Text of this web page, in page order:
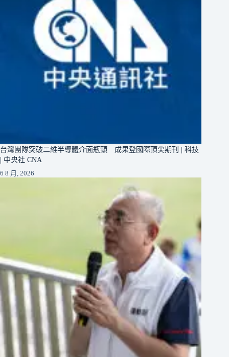
台灣團隊突破二維半導體介面瓶頸 成果登國際頂尖期刊 | 科技
| 中央社 CNA
6 8 月, 2026